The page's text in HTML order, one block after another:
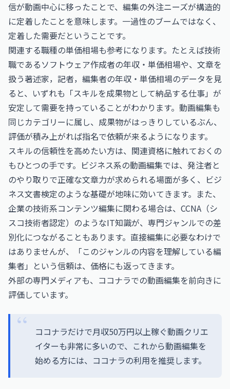
信が動画中心に移ったことで、編集の外注ニーズが構造的
に定着したことを意味します。一過性のブームではなく、
定着した需要だということです。
関連する職種の単価相場も参考になります。たとえば技術
職であるソフトウェア作成者の年収・単価相場や、文章を
扱う著述家，記者，編集者の年収・単価相場のデータを見
ると、いずれも「スキルを成果物として納品する仕事」が
安定して需要を持っていることがわかります。動画編集も
同じカテゴリーに属し、成果物がはっきりしているぶん、
評価が積み上がれば指名で依頼が来るようになります。
スキルの信頼性を高めたい方は、関連資格に触れておくの
もひとつの手です。ビジネス系の動画編集では、発注者と
のやり取りで正確な文章力が求められる場面が多く、 ビジ
ネス文書検定のような基礎が地味に効いてきます。また、
企業の技術系コンテンツ編集に関わる場合は、 CCNA（シ
スコ技術者認定） のようなIT知識が、専門ジャンルでの差
別化につながることもあります。直接編集に必要なわけで
はありませんが、「このジャンルの内容を理解している編
集者」という信頼は、価格にも返ってきます。
外部の専門メディアも、ココナラでの動画編集を前向きに
評価しています。
ココナラだけで月収50万円以上稼ぐ動画クリエ
イターも非常に多いので、これから動画編集を
始める方には、ココナラの利用を推奨します。